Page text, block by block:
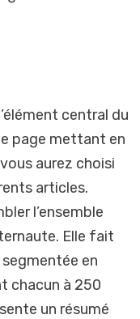
central du
page mettant en
aurez choisi
articles.
l’ensemble
Elle fait
en
chacun à 250
un résumé